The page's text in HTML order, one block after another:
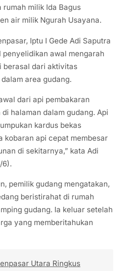
milik Ida Bagus
air milik Ngurah Usayana.
Iptu I Gede Adi Saputra
awal mengarah
berasal dari aktivitas
area gudang.
dari api pembakaran
halaman dalam gudang. Api
kardus bekas
kobaran api cepat membesar
di sekitarnya,” kata Adi
6).
pemilik gudang mengatakan,
beristirahat di rumah
gudang. Ia keluar setelah
yang memberitahukan
Utara Ringkus